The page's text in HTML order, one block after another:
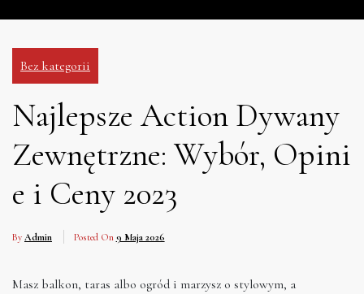
Bez kategorii
Najlepsze Action Dywany
Zewnętrzne: Wybór, Opini
e i Ceny 2023
By Admin Posted On 9 Maja 2026
Masz balkon, taras albo ogród i marzysz o stylowym, a